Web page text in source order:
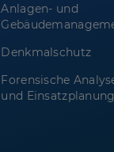
Anlagen- und
Denkmalschutz
Forensische
und Einsatzplanung